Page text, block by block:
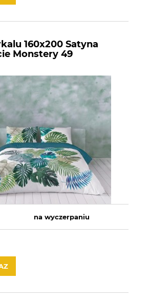
160x200 Satyna
Monstery 49
na wyczerpaniu